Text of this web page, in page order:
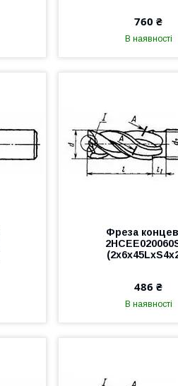
760 ₴
В наявності
Фреза
486 ₴
В наявності